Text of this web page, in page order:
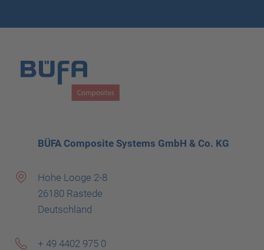
BÜFA Composite Systems GmbH & Co. KG
Hohe Looge 2-8
26180 Rastede
Deutschland
+ 49 4402 975 0